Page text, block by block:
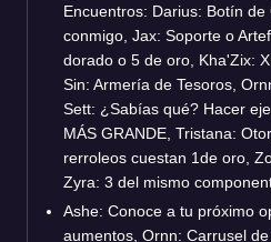
Encuentros: Darius: Botín
conmigo, Jax: Soporte o
dorado o 5 de oro, Kha'Zix:
Sin: Armería de Tesoros,
Sett: ¿Sabías qué? Hacer
MÁS GRANDE, Tristana:
rerroleos cuestan 1de oro,
Zyra: 3 del mismo
Ashe: Conoce a tu próximo
aumentos, Ornn: Carrusel